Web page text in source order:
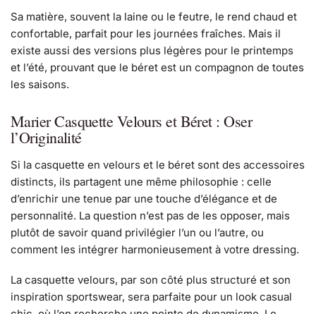
Sa matière, souvent la laine ou le feutre, le rend chaud et
confortable, parfait pour les journées fraîches. Mais il
existe aussi des versions plus légères pour le printemps
et l’été, prouvant que le béret est un compagnon de toutes
les saisons.
Marier Casquette Velours et Béret : Oser
l’Originalité
Si la casquette en velours et le béret sont des accessoires
distincts, ils partagent une même philosophie : celle
d’enrichir une tenue par une touche d’élégance et de
personnalité. La question n’est pas de les opposer, mais
plutôt de savoir quand privilégier l’un ou l’autre, ou
comment les intégrer harmonieusement à votre dressing.
La casquette velours, par son côté plus structuré et son
inspiration sportswear, sera parfaite pour un look casual